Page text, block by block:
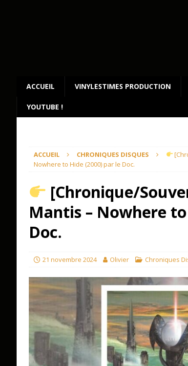
ACCUEIL VINYLESTIMES PRODUCTION
YOUTUBE !
ACCUEIL CHRONIQUES DISQUES
Nowhere to Hide (2000) par le Doc.
[Chronique/
Mantis – Nowhere
Doc.
21 novembre 2024 Olivier Chroniques